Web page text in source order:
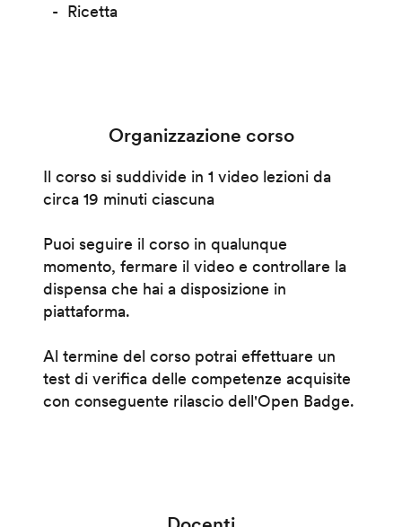
Ricetta
Organizzazione corso
Il corso si suddivide in 1 video lezioni da
circa 19 minuti ciascuna
Puoi seguire il corso in qualunque
momento, fermare il video e controllare la
dispensa che hai a disposizione in
piattaforma.
Al termine del corso potrai effettuare un
test di verifica delle competenze acquisite
con conseguente rilascio dell'Open Badge.